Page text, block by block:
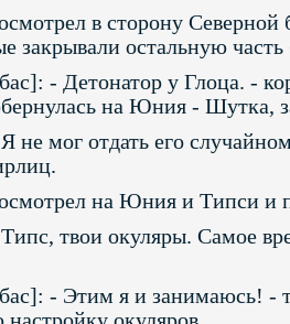
в сторону Северной
закрывали остальную
- Детонатор у Глоца. -
на Юния - Шутка,
мог отдать его
на Юния и Типси и
твои окуляры. Самое
- Этим я и занимаюсь! -